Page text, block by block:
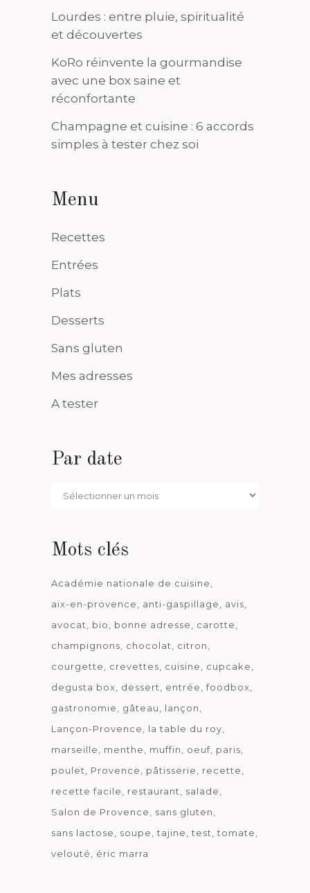
Lourdes : entre pluie, spiritualité
et découvertes
KoRo réinvente la gourmandise
avec une box saine et
réconfortante
Champagne et cuisine : 6 accords
simples à tester chez soi
Menu
Recettes
Entrées
Plats
Desserts
Sans gluten
Mes adresses
A tester
Par date
Par
Mots clés
Académie nationale de cuisine
aix-en-provence
anti-gaspillage
avis
avocat
bio bonne adresse
carotte
champignons
chocolat
citron
courgette
crevettes cuisine
cupcake
degusta box
dessert entrée
foodbox
gastronomie
gâteau
lançon
Lançon-Provence
la table du roy
marseille
menthe muffin oeuf paris
poulet
Provence pâtisserie
recette
recette facile
restaurant
salade
Salon de Provence
sans gluten
sans lactose
soupe tajine test
tomate
velouté
éric marra